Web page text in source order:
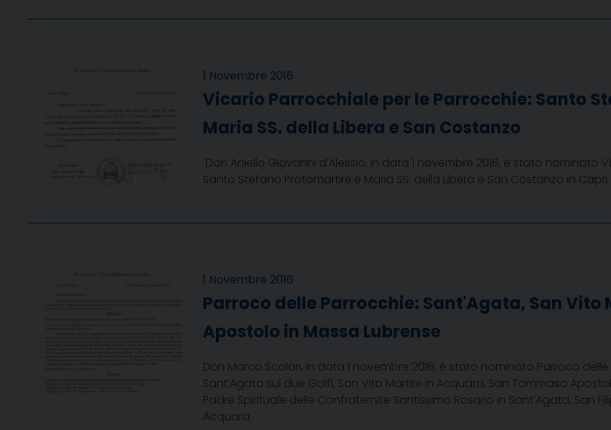
1 Novembre 2016
Vicario Parrocchiale per le Parrocchie: Santo
Maria SS. della Libera e San Costanzo
Don Aniello Giovanni d’Alessio, in data 1 novembre 2016, è stato nominato
Santo Stefano Protomartire e Maria SS. della Libera e San Costanzo in Capri.
1 Novembre 2016
Parroco delle Parrocchie: Sant'Agata, San Vito
Apostolo in Massa Lubrense
Don Marco Scolari, in data 1 novembre 2016, è stato nominato Parroco
Sant’Agata sui due Golfi, San Vito Martire in Acquara, San Tommaso
Padre Spirituale delle Confraternite Santissimo Rosario in Sant’Agata, San
Acquara.